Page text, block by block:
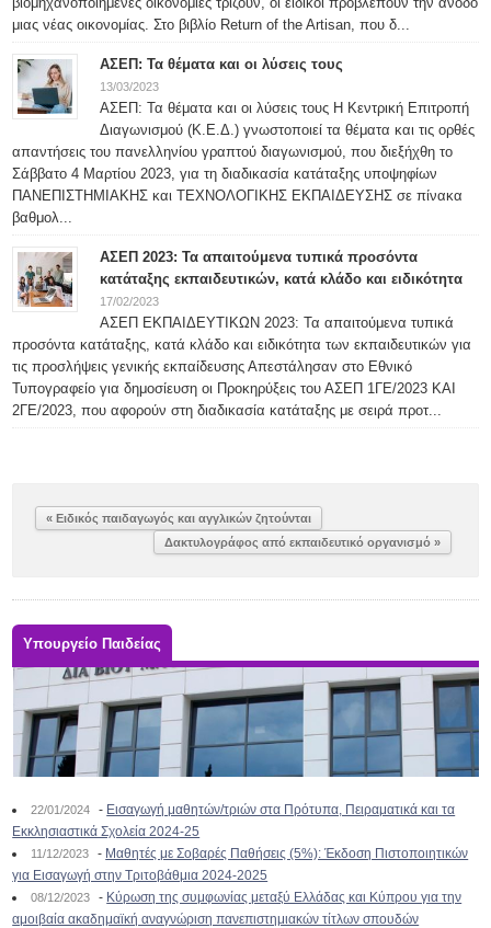
μιας νέας οικονομίας. Στο βιβλίο Return of the Artisan, που δ...
ΑΣΕΠ: Τα θέματα και οι λύσεις τους
13/03/2023
ΑΣΕΠ: Τα θέματα και οι λύσεις τους H Κεντρική Επιτροπή
Διαγωνισμού (Κ.Ε.Δ.) γνωστοποιεί τα θέματα και τις ορθές
απαντήσεις του πανελληνίου γραπτού διαγωνισμού, που διεξήχθη το
Σάββατο 4 Μαρτίου 2023, για τη διαδικασία κατάταξης υποψηφίων
ΠΑΝΕΠΙΣΤΗΜΙΑΚΗΣ και ΤΕΧΝΟΛΟΓΙΚΗΣ ΕΚΠΑΙΔΕΥΣΗΣ σε πίνακα
βαθμολ...
ΑΣΕΠ 2023: Τα απαιτούμενα τυπικά προσόντα
κατάταξης εκπαιδευτικών, κατά κλάδο και ειδικότητα
17/02/2023
ΑΣΕΠ ΕΚΠΑΙΔΕΥΤΙΚΩΝ 2023: Τα απαιτούμενα τυπικά
προσόντα κατάταξης, κατά κλάδο και ειδικότητα των εκπαιδευτικών για
τις προσλήψεις γενικής εκπαίδευσης Απεστάλησαν στο Εθνικό
Τυπογραφείο για δημοσίευση οι Προκηρύξεις του ΑΣΕΠ 1ΓΕ/2023 ΚΑΙ
2ΓΕ/2023, που αφορούν στη διαδικασία κατάταξης με σειρά προτ...
« Ειδικός παιδαγωγός και αγγλικών ζητούνται
Δακτυλογράφος από εκπαιδευτικό οργανισμό »
Υπουργείο Παιδείας
22/01/2024 - Εισαγωγή μαθητών/τριών στα Πρότυπα, Πειραματικά και τα
Εκκλησιαστικά Σχολεία 2024-25
11/12/2023 - Μαθητές με Σοβαρές Παθήσεις (5%): Έκδοση Πιστοποιητικών
για Εισαγωγή στην Τριτοβάθμια 2024-2025
08/12/2023 - Κύρωση της συμφωνίας μεταξύ Ελλάδας και Κύπρου για την
αμοιβαία ακαδημαϊκή αναγνώριση πανεπιστημιακών τίτλων σπουδών